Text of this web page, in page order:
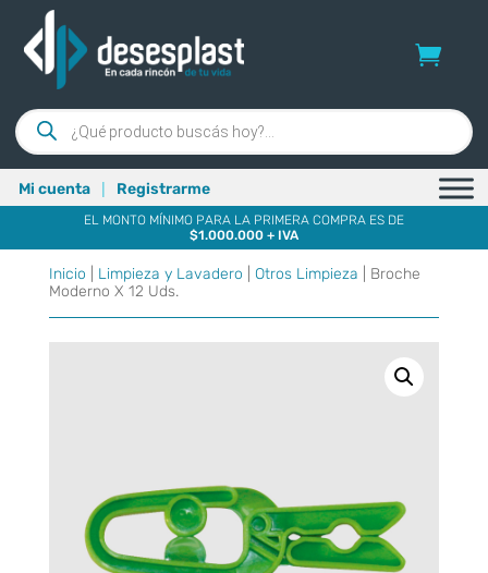
Búsqueda
de
productos
Mi cuenta | Registrarme
EL MONTO MÍNIMO PARA LA PRIMERA COMPRA ES DE
$1.000.000 + IVA
Inicio Limpieza y Lavadero Otros Limpieza | Broche
Moderno X 12 Uds.